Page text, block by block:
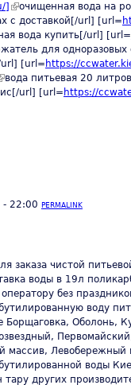
] (link is external)
очищенная вода на
с доставкой[/url] [url=
вода купить[/url] [url=
external)для
url] [url= https://
is external)
вода питьевая 20
url] [url= https://
- 22:00 PERMALINK
заказа чистой
воды в 19л
без
воду
Оболонь,
массив,
воды
других